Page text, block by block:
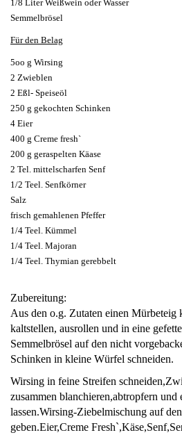
1/8 Liter Weißwein oder Wasser
Semmelbrösel
Für den Belag
5oo g Wirsing
2 Zwieblen
2 Eßl- Speiseöl
250 g gekochten Schinken
4 Eier
400 g Creme fresh`
200 g geraspelten Käase
2 Tel. mittelscharfen Senf
1/2 Teel. Senfkörner
Salz
frisch gemahlenen Pfeffer
1/4 Teel. Kümmel
1/4 Teel. Majoran
1/4 Teel. Thymian gerebbelt
Zubereitung:
Aus den o.g. Zutaten einen Mürbeteig
kaltstellen, ausrollen und in eine
Semmelbrösel auf den nicht
Schinken in kleine Würfel schneiden.
Wirsing in feine Streifen
zusammen blanchieren,abtropfern und
lassen.Wirsing-Ziebelmischung auf
geben.Eier,Creme